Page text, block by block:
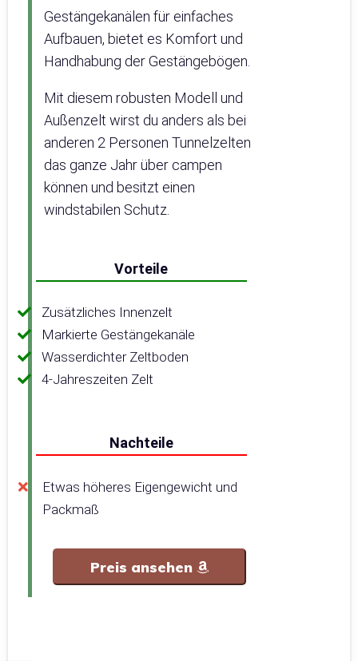
Gestängekanälen für einfaches
Aufbauen, bietet es Komfort und
Handhabung der Gestängebögen.
Mit diesem robusten Modell und
Außenzelt wirst du anders als bei
anderen 2 Personen Tunnelzelten
das ganze Jahr über campen
können und besitzt einen
windstabilen Schutz.
Vorteile
Zusätzliches Innenzelt
Markierte Gestängekanäle
Wasserdichter Zeltboden
4-Jahreszeiten Zelt
Nachteile
Etwas höheres Eigengewicht und
Packmaß
Preis ansehen